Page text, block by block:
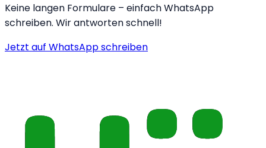
Keine langen Formulare – einfach WhatsApp
schreiben. Wir antworten schnell!
Jetzt auf WhatsApp schreiben